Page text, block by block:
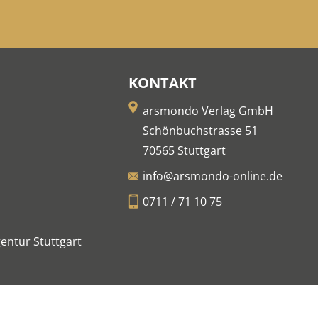
KONTAKT
arsmondo Verlag GmbH
Schönbuchstrasse 51
70565 Stuttgart
info@arsmondo-online.de
0711 / 71 10 75
Stuttgart